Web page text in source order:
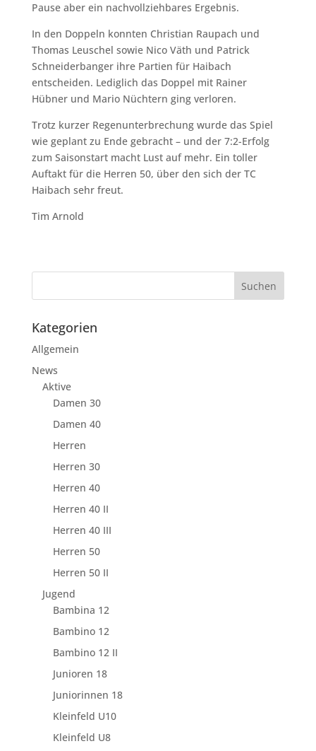
Pause aber ein nachvollziehbares Ergebnis.
In den Doppeln konnten Christian Raupach und
Thomas Leuschel sowie Nico Väth und Patrick
Schneiderbanger ihre Partien für Haibach
entscheiden. Lediglich das Doppel mit Rainer
Hübner und Mario Nüchtern ging verloren.
Trotz kurzer Regenunterbrechung wurde das Spiel
wie geplant zu Ende gebracht – und der 7:2-Erfolg
zum Saisonstart macht Lust auf mehr. Ein toller
Auftakt für die Herren 50, über den sich der TC
Haibach sehr freut.
Tim Arnold
Kategorien
Allgemein
News
Aktive
Damen 30
Damen 40
Herren
Herren 30
Herren 40
Herren 40 II
Herren 40 III
Herren 50
Herren 50 II
Jugend
Bambina 12
Bambino 12
Bambino 12 II
Junioren 18
Juniorinnen 18
Kleinfeld U10
Kleinfeld U8